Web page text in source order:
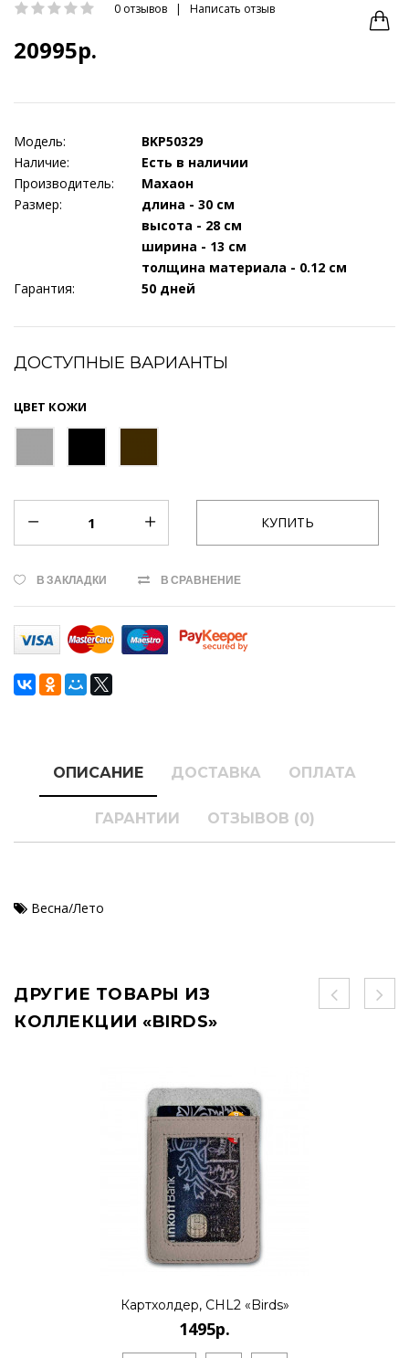
0 отзывов | Написать отзыв
20995р.
Модель:
BKP50329
Наличие:
Есть в наличии
Производитель:
Махаон
Размер:
длина - 30 см
высота - 28 см
ширина - 13 см
толщина материала - 0.12 см
Гарантия:
50 дней
ДОСТУПНЫЕ ВАРИАНТЫ
ЦВЕТ КОЖИ
В ЗАКЛАДКИ В СРАВНЕНИЕ
ОПИСАНИЕ ДОСТАВКА ОПЛАТА
ГАРАНТИИ ОТЗЫВОВ (0)
Весна/Лето
ДРУГИЕ ТОВАРЫ ИЗ
КОЛЛЕКЦИИ «BIRDS»
Картхолдер, CHL2 «Birds»
1495р.